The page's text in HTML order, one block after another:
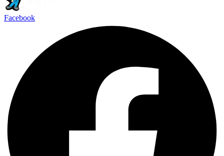
Facebook